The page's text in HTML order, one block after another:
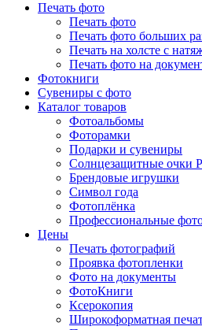
Печать фото
Печать фото
Печать фото больших
Печать на холсте с
Печать фото на
Фотокниги
Сувениры с фото
Каталог товаров
Фотоальбомы
Фоторамки
Подарки и сувениры
Солнцезащитные очки
Брендовые игрушки
Символ года
Фотоплёнка
Профессиональные
Цены
Печать фотографий
Проявка фотопленки
Фото на документы
ФотоКниги
Ксерокопия
Широкоформатная